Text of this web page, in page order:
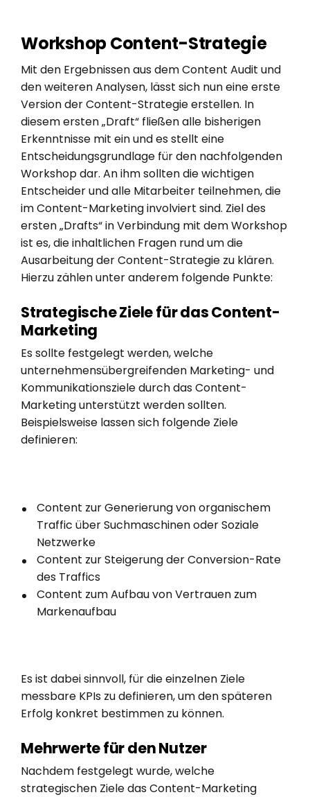
Workshop Content-Strategie
Mit den Ergebnissen aus dem Content Audit und
den weiteren Analysen, lässt sich nun eine erste
Version der Content-Strategie erstellen. In
diesem ersten „Draft“ fließen alle bisherigen
Erkenntnisse mit ein und es stellt eine
Entscheidungsgrundlage für den nachfolgenden
Workshop dar. An ihm sollten die wichtigen
Entscheider und alle Mitarbeiter teilnehmen, die
im Content-Marketing involviert sind. Ziel des
ersten „Drafts“ in Verbindung mit dem Workshop
ist es, die inhaltlichen Fragen rund um die
Ausarbeitung der Content-Strategie zu klären.
Hierzu zählen unter anderem folgende Punkte:
Strategische Ziele für das Content-
Marketing
Es sollte festgelegt werden, welche
unternehmensübergreifenden Marketing- und
Kommunikationsziele durch das Content-
Marketing unterstützt werden sollten.
Beispielsweise lassen sich folgende Ziele
definieren:
Content zur Generierung von organischem
Traffic über Suchmaschinen oder Soziale
Netzwerke
Content zur Steigerung der Conversion-Rate
des Traffics
Content zum Aufbau von Vertrauen zum
Markenaufbau
Es ist dabei sinnvoll, für die einzelnen Ziele
messbare KPIs zu definieren, um den späteren
Erfolg konkret bestimmen zu können.
Mehrwerte für den Nutzer
Nachdem festgelegt wurde, welche
strategischen Ziele das Content-Marketing